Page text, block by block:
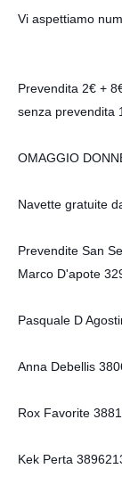
Vi aspettiamo
Prevendita 2€ +
senza prevendita
OMAGGIO
Navette gratuite
Prevendite San
Marco D'apote
Pasquale D
Anna Debellis
Rox Favorite
Kek Perta